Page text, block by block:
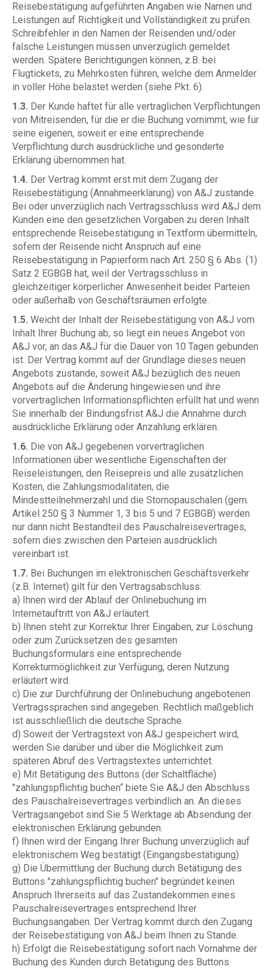
Reisebestätigung aufgeführten Angaben wie Namen und
Leistungen auf Richtigkeit und Vollständigkeit zu prüfen.
Schreibfehler in den Namen der Reisenden und/oder
falsche Leistungen müssen unverzüglich gemeldet
werden. Spätere Berichtigungen können, z.B. bei
Flugtickets, zu Mehrkosten führen, welche dem Anmelder
in voller Höhe belastet werden (siehe Pkt. 6).
1.3. Der Kunde haftet für alle vertraglichen Verpflichtungen
von Mitreisenden, für die er die Buchung vornimmt, wie für
seine eigenen, soweit er eine entsprechende
Verpflichtung durch ausdrückliche und gesonderte
Erklärung übernommen hat.
1.4. Der Vertrag kommt erst mit dem Zugang der
Reisebestätigung (Annahmeerklärung) von A&J zustande.
Bei oder unverzüglich nach Vertragsschluss wird A&J dem
Kunden eine den gesetzlichen Vorgaben zu deren Inhalt
entsprechende Reisebestätigung in Textform übermitteln,
sofern der Reisende nicht Anspruch auf eine
Reisebestätigung in Papierform nach Art. 250 § 6 Abs. (1)
Satz 2 EGBGB hat, weil der Vertragsschluss in
gleichzeitiger körperlicher Anwesenheit beider Parteien
oder außerhalb von Geschäftsräumen erfolgte.
1.5. Weicht der Inhalt der Reisebestätigung von A&J vom
Inhalt Ihrer Buchung ab, so liegt ein neues Angebot von
A&J vor, an das A&J für die Dauer von 10 Tagen gebunden
ist. Der Vertrag kommt auf der Grundlage dieses neuen
Angebots zustande, soweit A&J bezüglich des neuen
Angebots auf die Änderung hingewiesen und ihre
vorvertraglichen Informationspflichten erfüllt hat und wenn
Sie innerhalb der Bindungsfrist A&J die Annahme durch
ausdrückliche Erklärung oder Anzahlung erklären.
1.6. Die von A&J gegebenen vorvertraglichen
Informationen über wesentliche Eigenschaften der
Reiseleistungen, den Reisepreis und alle zusätzlichen
Kosten, die Zahlungsmodalitäten, die
Mindestteilnehmerzahl und die Stornopauschalen (gem.
Artikel 250 § 3 Nummer 1, 3 bis 5 und 7 EGBGB) werden
nur dann nicht Bestandteil des Pauschalreisevertrages,
sofern dies zwischen den Parteien ausdrücklich
vereinbart ist.
1.7. Bei Buchungen im elektronischen Geschäftsverkehr
(z.B. Internet) gilt für den Vertragsabschluss:
a) Ihnen wird der Ablauf der Onlinebuchung im
Internetauftritt von A&J erläutert.
b) Ihnen steht zur Korrektur Ihrer Eingaben, zur Löschung
oder zum Zurücksetzen des gesamten
Buchungsformulars eine entsprechende
Korrekturmöglichkeit zur Verfügung, deren Nutzung
erläutert wird.
c) Die zur Durchführung der Onlinebuchung angebotenen
Vertragssprachen sind angegeben. Rechtlich maßgeblich
ist ausschließlich die deutsche Sprache.
d) Soweit der Vertragstext von A&J gespeichert wird,
werden Sie darüber und über die Möglichkeit zum
späteren Abruf des Vertragstextes unterrichtet.
e) Mit Betätigung des Buttons (der Schaltfläche)
"zahlungspflichtig buchen“ biete Sie A&J den Abschluss
des Pauschalreisevertrages verbindlich an. An dieses
Vertragsangebot sind Sie 5 Werktage ab Absendung der
elektronischen Erklärung gebunden.
f) Ihnen wird der Eingang Ihrer Buchung unverzüglich auf
elektronischem Weg bestätigt (Eingangsbestätigung)
g) Die Übermittlung der Buchung durch Betätigung des
Buttons "zahlungspflichtig buchen" begründet keinen
Anspruch Ihrerseits auf das Zustandekommen eines
Pauschalreisevertrages entsprechend Ihrer
Buchungsangaben. Der Vertrag kommt durch den Zugang
der Reisebestätigung von A&J beim Ihnen zu Stande.
h) Erfolgt die Reisebestätigung sofort nach Vornahme der
Buchung des Kunden durch Betätigung des Buttons